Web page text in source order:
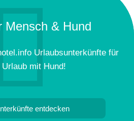
Mensch & Hund
Urlaubsunterkünfte für
Urlaub mit Hund!
entdecken